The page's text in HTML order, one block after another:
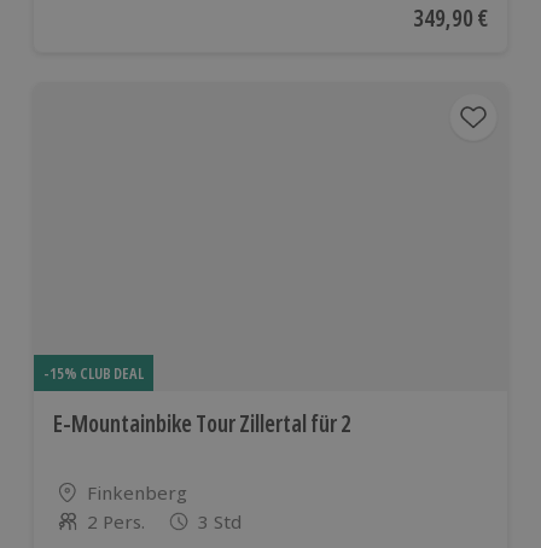
Aktueller Preis
349,90 €
-15% CLUB DEAL
E-Mountainbike Tour Zillertal für 2
Standort
Finkenberg
Anzahl der Teilnehmer
2 Pers. 3 Std